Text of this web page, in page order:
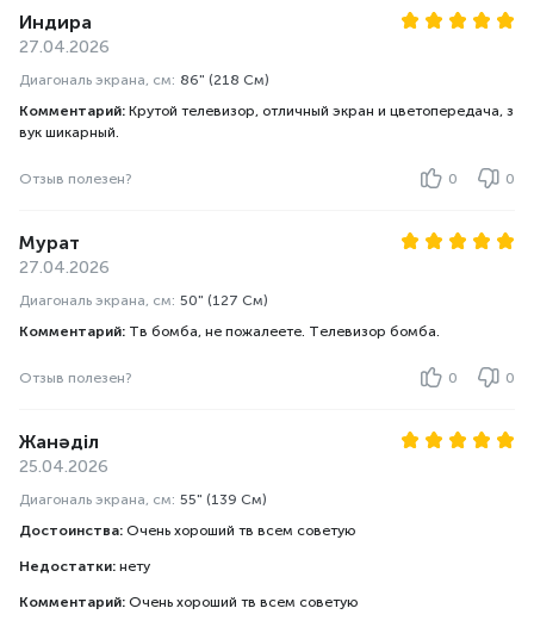
Индира
27.04.2026
Диагональ экрана, см: 86" (218 См)
Комментарий: Крутой телевизор, отличный экран и цветопередача, з
вук шикарный.
Отзыв полезен? 0 0
Мурат
27.04.2026
Диагональ экрана, см: 50" (127 См)
Комментарий: Тв бомба, не пожалеете. Телевизор бомба.
Отзыв полезен? 0 0
Жанәділ
25.04.2026
Диагональ экрана, см: 55" (139 См)
Достоинства: Очень хороший тв всем советую
Недостатки: нету
Комментарий: Очень хороший тв всем советую